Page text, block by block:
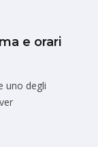
e orari
uno degli